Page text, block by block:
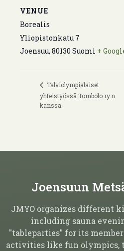
VENUE
Borealis
Yliopistonkatu 7
Joensuu, 80130 Suomi +
Talviolympialaiset
yhteistyössä Tombolo ry:n
kanssa
Joensuun
JMYO organizes different
including sauna
"tableparties" for its
activities like fun olympics,